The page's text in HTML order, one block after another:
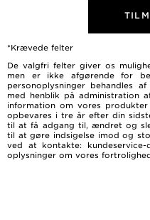
*Krævede felter
De valgfri felter giver os
men er ikke afgørende for
personoplysninger behandles
med henblik på administration
information om vores
opbevares i tre år efter din
til at få adgang til, ændret og
til at gøre indsigelse imod og
ved at kontakte: kundeservice-
oplysninger om vores